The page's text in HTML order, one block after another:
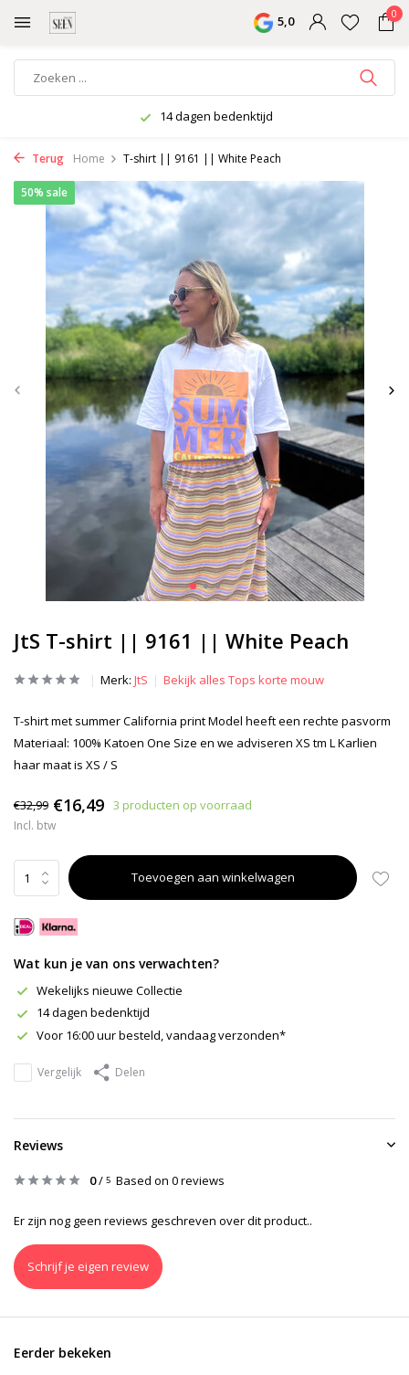
5,0 0
14 dagen bedenktijd
Terug Home T-shirt || 9161 || White Peach
JtS T-shirt || 9161 || White Peach
50% sale
Merk: JtS Bekijk alles Tops korte mouw
T-shirt met summer California print Model heeft een rechte pasvorm
Materiaal: 100% Katoen One Size en we adviseren XS tm L Karlien
haar maat is XS / S
€32,99 €16,49 3 producten op voorraad
Incl. btw
Toevoegen aan winkelwagen
Wat kun je van ons verwachten?
Wekelijks nieuwe Collectie
14 dagen bedenktijd
Voor 16:00 uur besteld, vandaag verzonden*
Vergelijk Delen
Reviews
0/ 5 Based on 0 reviews
Er zijn nog geen reviews geschreven over dit product..
Schrijf je eigen review
Eerder bekeken